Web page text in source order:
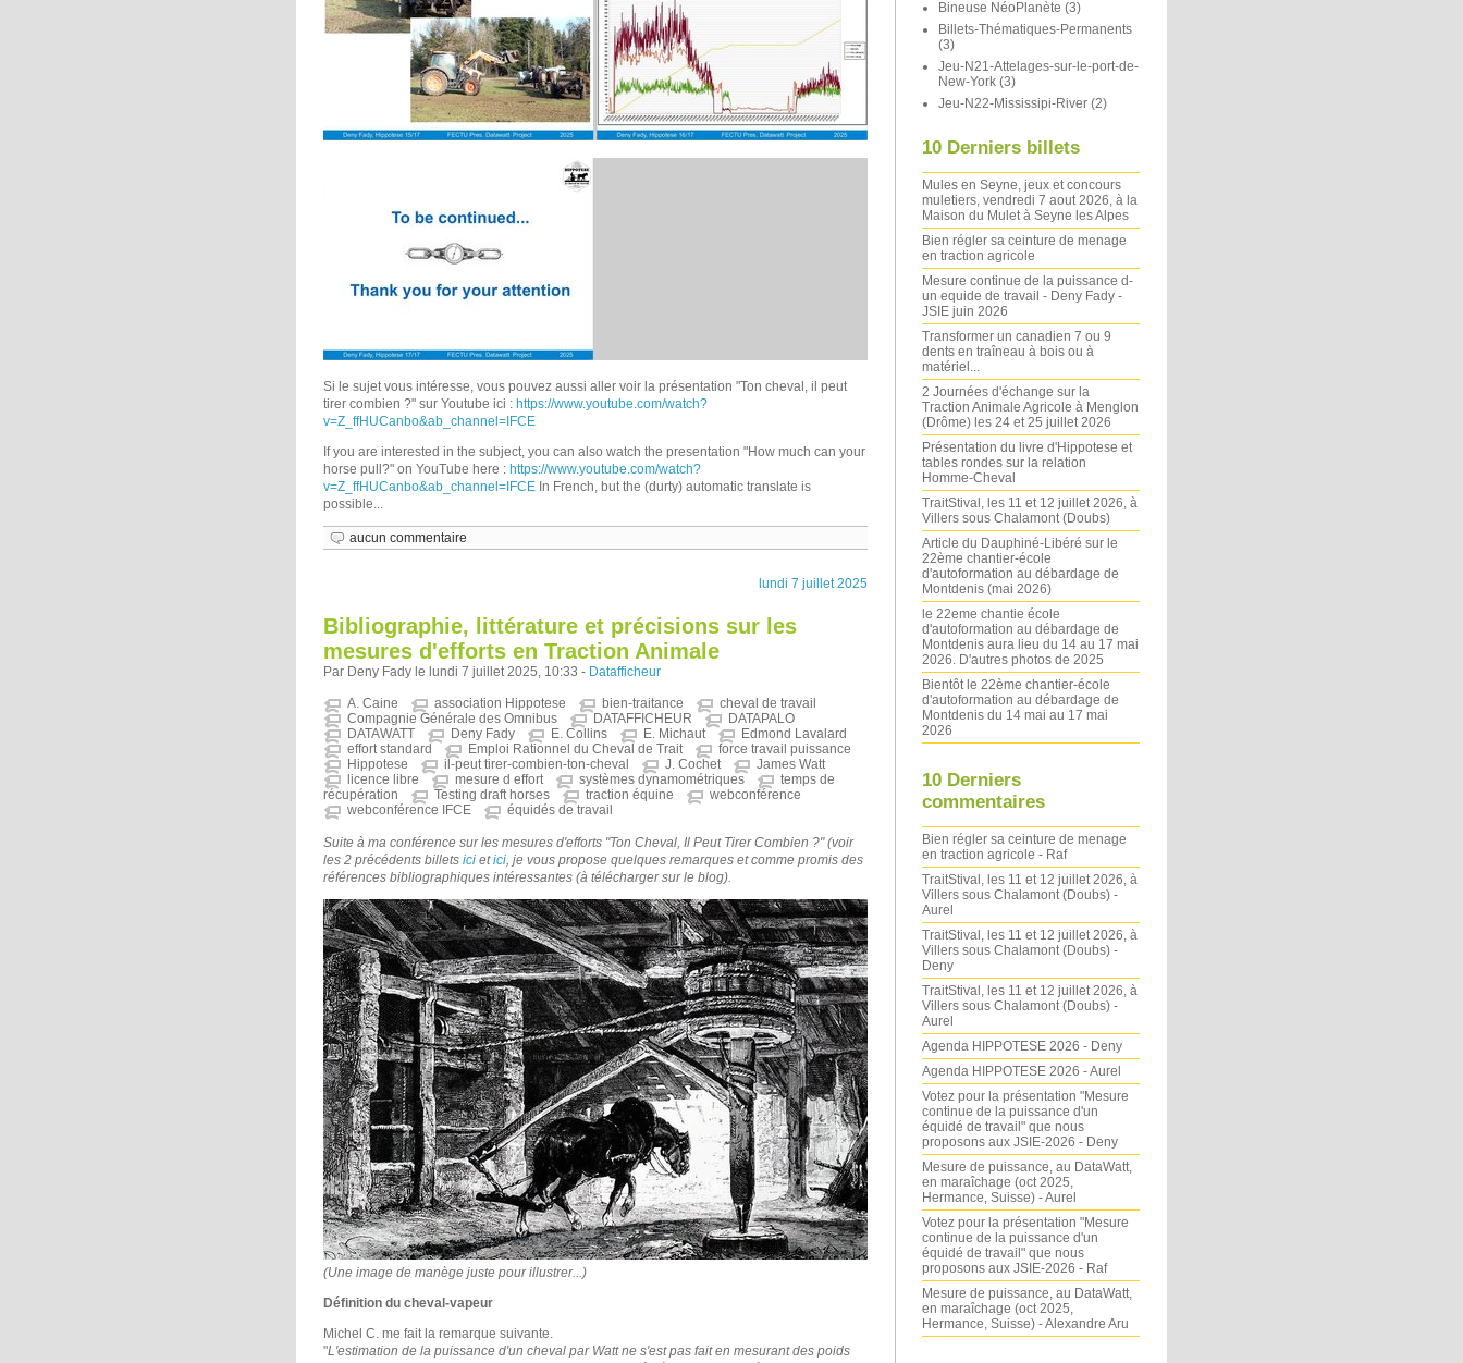
Si le sujet vous intéresse, vous pouvez aussi aller voir la présentation "Ton cheval, il peut
tirer combien ?" sur Youtube ici : https://www.youtube.com/watch?
v=Z_ffHUCanbo&ab_channel=IFCE
If you are interested in the subject, you can also watch the presentation "How much can your
horse pull?" on YouTube here : https://www.youtube.com/watch?
v=Z_ffHUCanbo&ab_channel=IFCE In French, but the (durty) automatic translate is
possible...
aucun commentaire
lundi 7 juillet 2025
Bibliographie, littérature et précisions sur les
mesures d'efforts en Traction Animale
Par Deny Fady le lundi 7 juillet 2025, 10:33 - Datafficheur
A. Caine association Hippotese bien-traitance
cheval de travail
Compagnie Générale des Omnibus
DATAFFICHEUR
DATAPALO
DATAWATT
Deny Fady E. Collins E. Michaut
Edmond Lavalard
effort standard
Emploi Rationnel du Cheval de Trait
force travail puissance
Hippotese
il-peut tirer-combien-ton-cheval J. Cochet
James Watt
licence libre
mesure d effort systèmes dynamométriques
temps de
récupération
Testing draft horses traction équine
webconférence
webconférence IFCE
équidés de travail
Suite à ma conférence sur les mesures d'efforts "Ton Cheval, Il Peut Tirer Combien ?" (voir
les 2 précédents billets ici etici , je vous propose quelques remarques et comme promis des
références bibliographiques intéressantes (à télécharger sur le blog).
(Une image de manège juste pour illustrer...)
Définition du cheval-vapeur
Michel C. me fait la remarque suivante.
"L'estimation de la puissance d'un cheval par Watt ne s'est pas fait en mesurant des poids
Bineuse NéoPlanète (3)
Billets-Thématiques-Permanents
(3)
Jeu-N21-Attelages-sur-le-port-de-
New-York (3)
Jeu-N22-Mississipi-River (2)
10 Derniers billets
Mules en Seyne, jeux et concours
muletiers, vendredi 7 aout 2026, à la
Maison du Mulet à Seyne les Alpes
Bien régler sa ceinture de menage
en traction agricole
Mesure continue de la puissance d-
un equide de travail - Deny Fady -
JSIE juin 2026
Transformer un canadien 7 ou 9
dents en traîneau à bois ou à
matériel...
2 Journées d'échange sur la
Traction Animale Agricole à Menglon
(Drôme) les 24 et 25 juillet 2026
Présentation du livre d'Hippotese et
tables rondes sur la relation
Homme-Cheval
TraitStival, les 11 et 12 juillet 2026, à
Villers sous Chalamont (Doubs)
Article du Dauphiné-Libéré sur le
22ème chantier-école
d'autoformation au débardage de
Montdenis (mai 2026)
le 22eme chantie école
d'autoformation au débardage de
Montdenis aura lieu du 14 au 17 mai
2026. D'autres photos de 2025
Bientôt le 22ème chantier-école
d'autoformation au débardage de
Montdenis du 14 mai au 17 mai
2026
10 Derniers
commentaires
Bien régler sa ceinture de menage
en traction agricole - Raf
TraitStival, les 11 et 12 juillet 2026, à
Villers sous Chalamont (Doubs) -
Aurel
TraitStival, les 11 et 12 juillet 2026, à
Villers sous Chalamont (Doubs) -
Deny
TraitStival, les 11 et 12 juillet 2026, à
Villers sous Chalamont (Doubs) -
Aurel
Agenda HIPPOTESE 2026 - Deny
Agenda HIPPOTESE 2026 - Aurel
Votez pour la présentation "Mesure
continue de la puissance d'un
équidé de travail" que nous
proposons aux JSIE-2026 - Deny
Mesure de puissance, au DataWatt,
en maraîchage (oct 2025,
Hermance, Suisse) - Aurel
Votez pour la présentation "Mesure
continue de la puissance d'un
équidé de travail" que nous
proposons aux JSIE-2026 - Raf
Mesure de puissance, au DataWatt,
en maraîchage (oct 2025,
Hermance, Suisse) - Alexandre Aru